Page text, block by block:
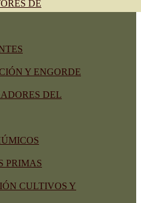
DE
Y ENGORDE
DEL
PRIMAS
CULTIVOS Y